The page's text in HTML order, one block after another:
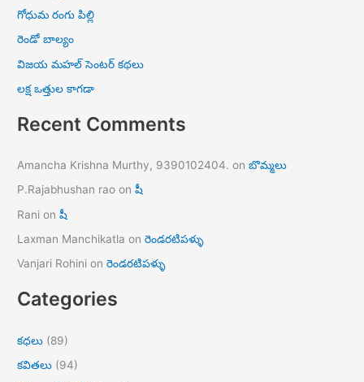
గోధుమ రంగు పిల్లి
రెండో బాల్యం
విజయ మహల్ సెంటర్ కథలు
లక్ష ఒత్తుల కాగడా
Recent Comments
Amancha Krishna Murthy, 9390102404. onబొమ్మలు
P.Rajabhushan rao onషీ
Rani onషీ
Laxman Manchikatla onరెండరటిపళ్ళు
Vanjari Rohini onరెండరటిపళ్ళు
Categories
కధలు (89)
కవితలు (94)